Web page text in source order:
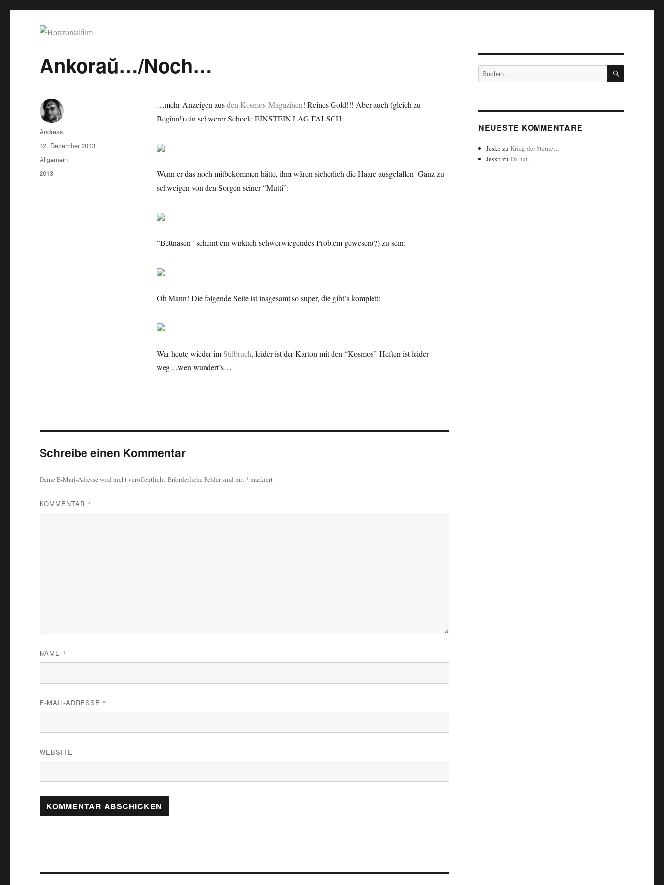
Ankoraŭ…/Noch…
…mehr Anzeigen ausden Kosmos-Magazinen! Reines Gold!!! Aber auch (gleich zu
Beginn!) ein schwerer Schock: EINSTEIN LAG FALSCH:
Wenn er das noch mitbekommen hätte, ihm wären sicherlich die Haare ausgefallen! Ganz zu
schweigen von den Sorgen seiner “Mutti”:
“Bettnäsen” scheint ein wirklich schwerwiegendes Problem gewesen(?) zu sein:
Oh Mann! Die folgende Seite ist insgesamt so super, die gibt’s komplett:
War heute wieder imStilbruch, leider ist der Karton mit den “Kosmos”-Heften ist leider
weg…wen wundert’s…
Autor
Andreas
Veröffentlicht
am
12. Dezember 2013
Kategorien
Allgemein
Schlagwörter
2013
Schreibe einen Kommentar
Deine E-Mail-Adresse wird nicht veröffentlicht.Erforderliche Felder sind mit * markiert
KOMMENTAR *
NAME *
E-MAIL-ADRESSE *
WEBSITE
Suchen
nach:
SUCHEN
NEUESTE KOMMENTARE
Jesko zu Krieg der Sterne…
Jesko zuDa hat…